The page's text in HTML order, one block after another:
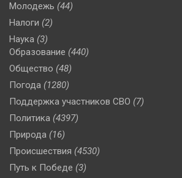
Молодежь (44)
Налоги (2)
Наука (3)
Образование (440)
Общество (48)
Погода (1280)
Поддержка участников СВО (7)
Политика (4397)
Природа (16)
Происшествия (4530)
Путь к Победе (3)